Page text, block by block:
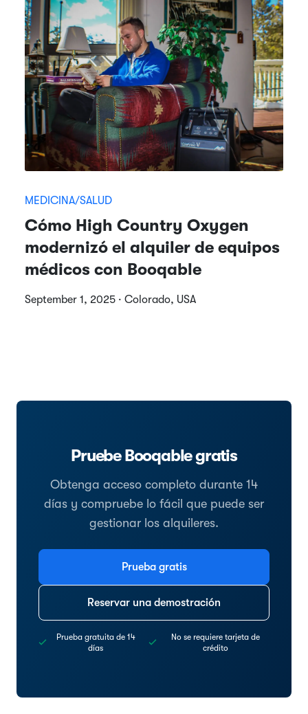
MEDICINA/SALUD
Cómo High Country Oxygen
modernizó el alquiler de equipos
médicos con Booqable
September 1, 2025 · Colorado, USA
Pruebe Booqable gratis
Obtenga acceso completo durante 14
días y compruebe lo fácil que puede ser
gestionar los alquileres.
Prueba gratis
Reservar una demostración
Prueba gratuita de 14
días
No se requiere tarjeta de
crédito